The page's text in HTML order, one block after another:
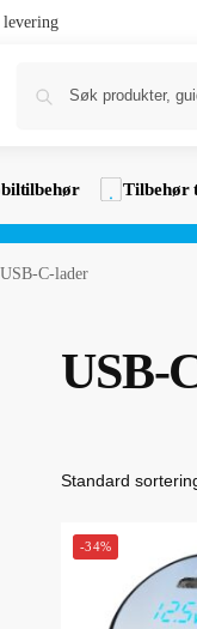
levering
Tilbehør
USB-C-lader
USB-
-34%